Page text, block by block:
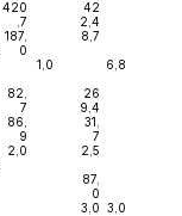
420
,7
42
2,4
187,
0
8,7
1,0
6,8
82,
7
26
9,4
86,
9
31,
7
2,0
2,5
87,
0
3,0 3,0